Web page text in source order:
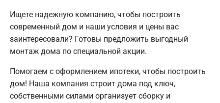
Ищете надежную компанию, чтобы построить
современный дом и наши условия и цены вас
заинтересовали? Готовы предложить выгодный
монтаж дома по специальной акции.
Помогаем с оформлением ипотеки, чтобы построить
дом! Наша компания строит дома под ключ,
собственными силами организует сборку и